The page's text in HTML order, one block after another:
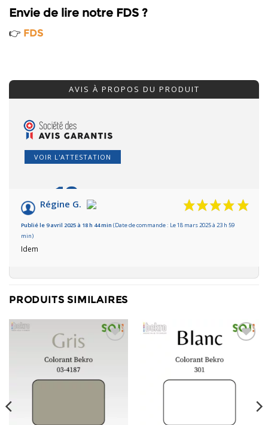
Envie de lire notre FDS ?
👉 FDS
AVIS À PROPOS DU PRODUIT
VOIR L'ATTESTATION
10/10
Basé sur 1 avis
Régine G.
Publié le 9 avril 2025 à 18 h 44 min (Date de commande : Le 18 mars 2025 à 23 h 59
min)
Idem
PRODUITS SIMILAIRES